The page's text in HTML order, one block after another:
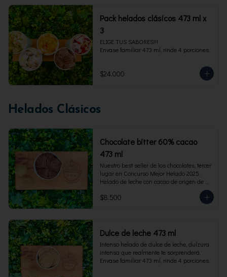
Pack helados clásicos 473 ml x
3
ELIGE TUS SABORES!!!
Envase familiar 473 ml, rinde 4 porciones.
$24.000
Helados Clásicos
Chocolate bitter 60% cacao
473 ml
Nuestro best seller de los chocolates, tercer
lugar en Concurso Mejor Helado 2025.
Helado de leche con cacao de origen de
intensidad al 60%. Envase familiar 473 ml,
rinde 4  porciones.
$8.500
Dulce de leche 473 ml
Intenso helado de dulce de leche, dulzura
intensa que realmente te sorprenderá.
Envase familiar 473 ml, rinde 4 porciones.